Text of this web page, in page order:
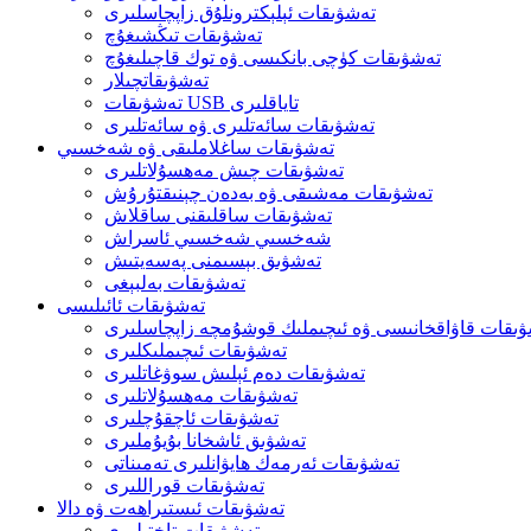
تەشۋىقات ئېلېكترونلۇق زاپچاسلىرى
تەشۋىقات تىڭشىغۇچ
تەشۋىقات كۈچى بانكىسى ۋە توك قاچىلىغۇچ
تەشۋىقاتچىلار
تەشۋىقات USB تاياقلىرى
تەشۋىقات سائەتلىرى ۋە سائەتلىرى
تەشۋىقات ساغلاملىقى ۋە شەخسىي
تەشۋىقات چىش مەھسۇلاتلىرى
تەشۋىقات مەشىقى ۋە بەدەن چېنىقتۇرۇش
تەشۋىقات ساقلىقنى ساقلاش
شەخسىي شەخسىي ئاسراش
تەشۋىق بېسىمنى پەسەيتىش
تەشۋىقات بەلبېغى
تەشۋىقات ئائىلىسى
قاۋاقخانىسى ۋە ئىچىملىك ​​قوشۇمچە زاپچاسلىرى
تەشۋىقات ئىچىملىكلىرى
تەشۋىقات دەم ئېلىش سوۋغاتلىرى
تەشۋىقات مەھسۇلاتلىرى
تەشۋىقات ئاچقۇچلىرى
تەشۋىق ئاشخانا بۇيۇملىرى
تەشۋىقات ئەرمەك ھايۋانلىرى تەمىناتى
تەشۋىقات قوراللىرى
تەشۋىقات ئىستىراھەت ۋە دالا